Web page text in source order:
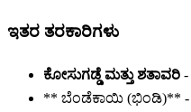
ಇತರ ತರಕಾರಿಗಳು
ಕೋಸುಗಡ್ಡೆ ಮತ್ತು ಶತಾವರಿ
** ಬೆಂಡೆಕಾಯಿ (ಭಿಂಡಿ)**